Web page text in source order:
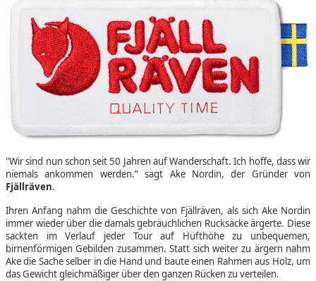
"Wir sind nun schon seit 50 Jahren auf Wanderschaft. Ich hoffe, dass wir
niemals ankommen werden.“ sagt Ake Nordin, der Gründer von
Fjällräven.
Ihren Anfang nahm die Geschichte von Fjällräven, als sich Ake Nordin
immer wieder über die damals gebräuchlichen Rucksäcke ärgerte. Diese
sackten im Verlauf jeder Tour auf Hüfthöhe zu unbequemen,
birnenförmigen Gebilden zusammen. Statt sich weiter zu ärgern nahm
Ake die Sache selber in die Hand und baute einen Rahmen aus Holz, um
das Gewicht gleichmäßiger über den ganzen Rücken zu verteilen.